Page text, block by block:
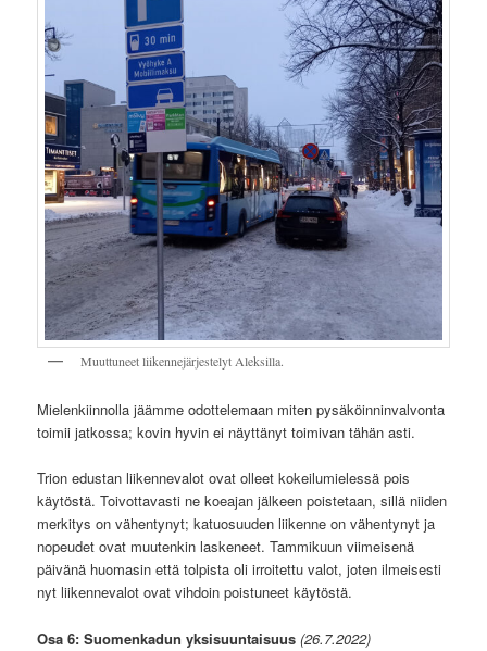
Muuttuneet liikennejärjestelyt Aleksilla.
Mielenkiinnolla jäämme odottelemaan miten pysäköinninvalvonta
toimii jatkossa; kovin hyvin ei näyttänyt toimivan tähän asti.
Trion edustan liikennevalot ovat olleet kokeilumielessä pois
käytöstä. Toivottavasti ne koeajan jälkeen poistetaan, sillä niiden
merkitys on vähentynyt; katuosuuden liikenne on vähentynyt ja
nopeudet ovat muutenkin laskeneet. Tammikuun viimeisenä
päivänä huomasin että tolpista oli irroitettu valot, joten ilmeisesti
nyt liikennevalot ovat vihdoin poistuneet käytöstä.
Osa 6: Suomenkadun yksisuuntaisuus(26.7.2022)